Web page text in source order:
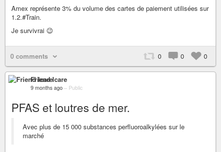
Amex représente 3% du volume des cartes de paiement utilisées sur
1.2.#Train.
Je survivrai 😉
0 comments 0 0 0
Friend Icare
9 months ago – Public
PFAS et loutres de mer.
Avec plus de 15 000 substances perfluoroalkylées sur le
marché